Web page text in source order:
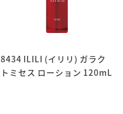
8434 ILILI (イリリ) ガラク
トミセス ローション 120mL